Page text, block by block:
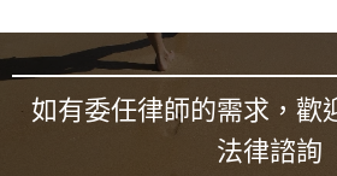
如有委任律師的需求，歡
法律諮詢